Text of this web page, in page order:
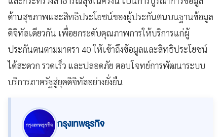
ด้านสุขภาพและสิทธิประโยชน์ของผู้ประกันตนบนฐานข้อมูล
ดิจิทัลเดียวกัน เพื่อยกระดับคุณภาพการให้บริการแก่ผู้
ประกันตนตามมาตรา 40 ให้เข้าถึงข้อมูลและสิทธิประโยชน์
ได้สะดวก รวดเร็ว และปลอดภัย ตอบโจทย์การพัฒนาระบบ
บริการภาครัฐสู่ยุคดิจิทัลอย่างยั่งยืน
กรุงเทพธุรกิจ